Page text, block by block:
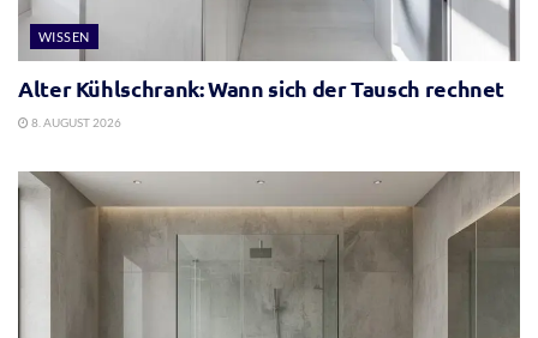
WISSEN
Alter Kühlschrank: Wann sich der Tausch rechnet
8. AUGUST 2026